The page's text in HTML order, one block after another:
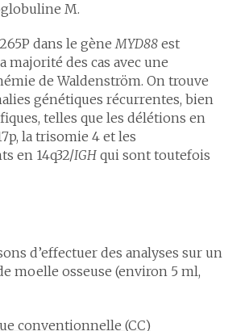
M.
dans le gèneMYD88 est
majorité des cas avec une
de Waldenström. On trouve
génétiques récurrentes, bien
telles que les délétions en
la trisomie 4 et les
en 14q32/IGH qui sont toutefois
d’effectuer des analyses sur un
moelle osseuse (environ 5 ml,
conventionnelle (CC)